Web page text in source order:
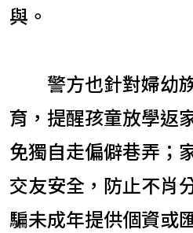
與。
警方也針對婦幼
育，提醒孩童放學返
免獨自走偏僻巷弄；
交友安全，防止不肖
騙未成年提供個資或